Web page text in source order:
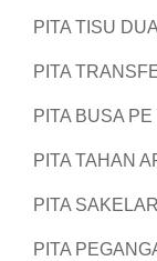
PITA TISU
PITA
PITA BUSA
PITA TAHAN
PITA
PITA